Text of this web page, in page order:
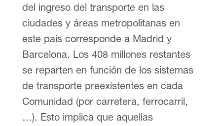
del ingreso del transporte en las
ciudades y áreas metropolitanas en
este país corresponde a Madrid y
Barcelona. Los 408 millones restantes
se reparten en función de los sistemas
de transporte preexistentes en cada
Comunidad (por carretera, ferrocarril,
…). Esto implica que aquellas